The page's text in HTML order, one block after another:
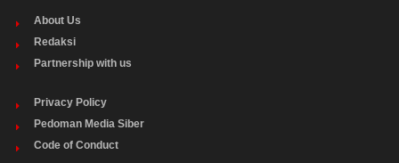
About Us
Redaksi
Partnership with us
Privacy Policy
Pedoman Media Siber
Code of Conduct